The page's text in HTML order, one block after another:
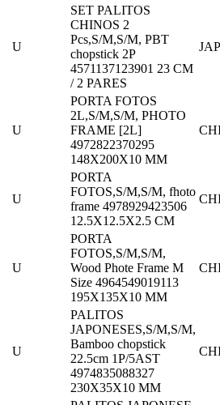
U
SET PALITOS
CHINOS 2
Pcs,S/M,S/M, PBT
chopstick 2P
4571137123901 23 CM
/ 2 PARES
U
PORTA FOTOS
2L,S/M,S/M, PHOTO
FRAME [2L]
4972822370295
148X200X10 MM
U
PORTA
FOTOS,S/M,S/M, fhoto
frame 4978929423506
12.5X12.5X2.5 CM
U
PORTA
FOTOS,S/M,S/M,
Wood Phote Frame M
Size 4964549019113
195X135X10 MM
U
PALITOS
JAPONESES,S/M,S/M,
Bamboo chopstick
22.5cm 1P/5AST
4974835088327
230X35X10 MM